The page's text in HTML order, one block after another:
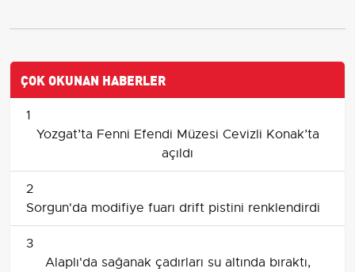
ÇOK OKUNAN HABERLER
1
Yozgat’ta Fenni Efendi Müzesi Cevizli Konak’ta
açıldı
2
Sorgun'da modifiye fuarı drift pistini renklendirdi
3
Alaplı'da sağanak çadırları su altında bıraktı,